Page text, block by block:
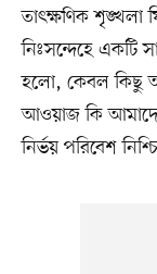
তাৎক্ষণিক
নিঃসন্দেহে একটি
হলো, কেবল কিছু
আওয়াজ কি আমাদের
নির্ভয় পরিবেশ